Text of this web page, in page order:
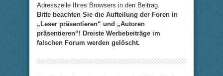
Adresszeile Ihres Browsers in den Beitrag.
Bitte beachten Sie die Aufteilung der Foren in
„Leser präsentieren“ und „Autoren
präsentieren“! Dreiste Werbebeiträge im
falschen Forum werden gelöscht.